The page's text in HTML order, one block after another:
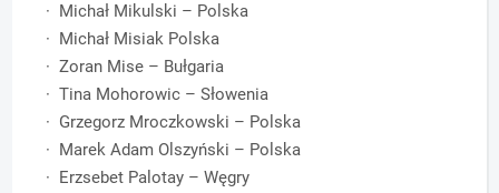
· Michał Mikulski – Polska
· Michał Misiak Polska
· Zoran Mise – Bułgaria
· Tina Mohorowic – Słowenia
· Grzegorz Mroczkowski – Polska
· Marek Adam Olszyński – Polska
· Erzsebet Palotay – Węgry